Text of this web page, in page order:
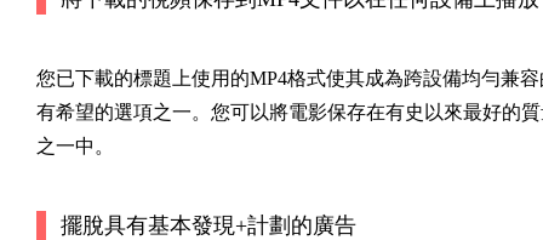
您已下載的標題上使用的MP4格式使其成為跨設備均勻兼容
有希望的選項之一。您可以將電影保存在有史以來最好的
之一中。
擺脫具有基本發現+計劃的廣告